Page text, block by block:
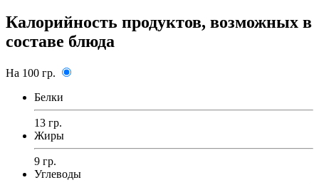
Калорийность продуктов, возможных в
составе блюда
На 100 гр.
Белки
13 гр.
Жиры
9 гр.
Углеводы